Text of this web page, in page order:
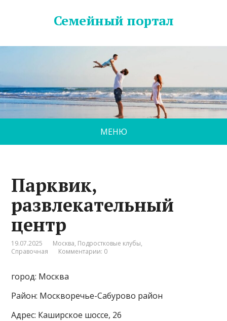
Семейный портал
МЕНЮ
Парквик,
развлекательный
центр
19.07.2025 Москва, Подростковые клубы,
Справочная
Комментарии: 0
город: Москва
Район: Москворечье-Сабурово район
Адрес: Каширское шоссе, 26